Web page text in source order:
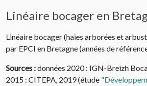
Linéaire bocager en
Linéaire bocager (haies arborées et
par EPCI en Bretagne (années de
Sources :données 2020 : IGN-Breizh
2015 : CITEPA, 2019 (étude